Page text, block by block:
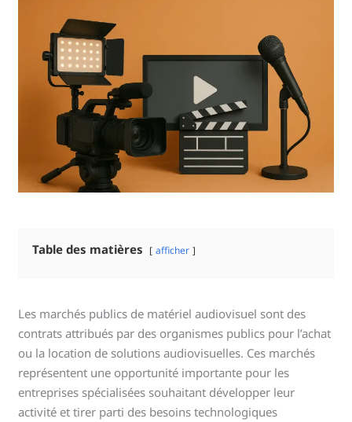
Table des matières afficher
Les marchés publics de matériel audiovisuel sont des
contrats attribués par des organismes publics pour l’achat
ou la location de solutions audiovisuelles. Ces marchés
représentent une opportunité importante pour les
entreprises spécialisées souhaitant développer leur
activité et tirer parti des besoins technologiques